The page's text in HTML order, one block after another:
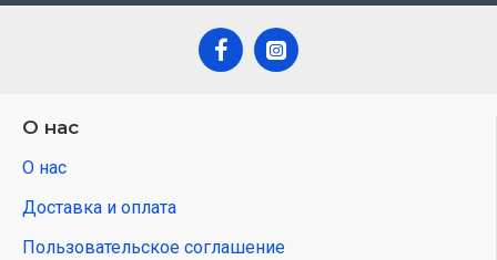
О нас
О нас
Доставка и оплата
Пользовательское соглашение